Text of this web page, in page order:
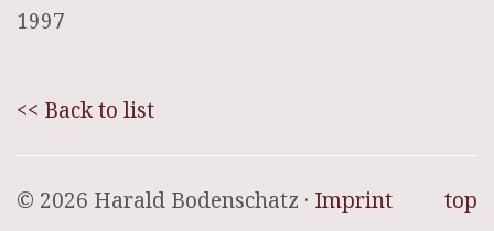
1997
<< Back to list
top
© 2026 Harald Bodenschatz · Imprint